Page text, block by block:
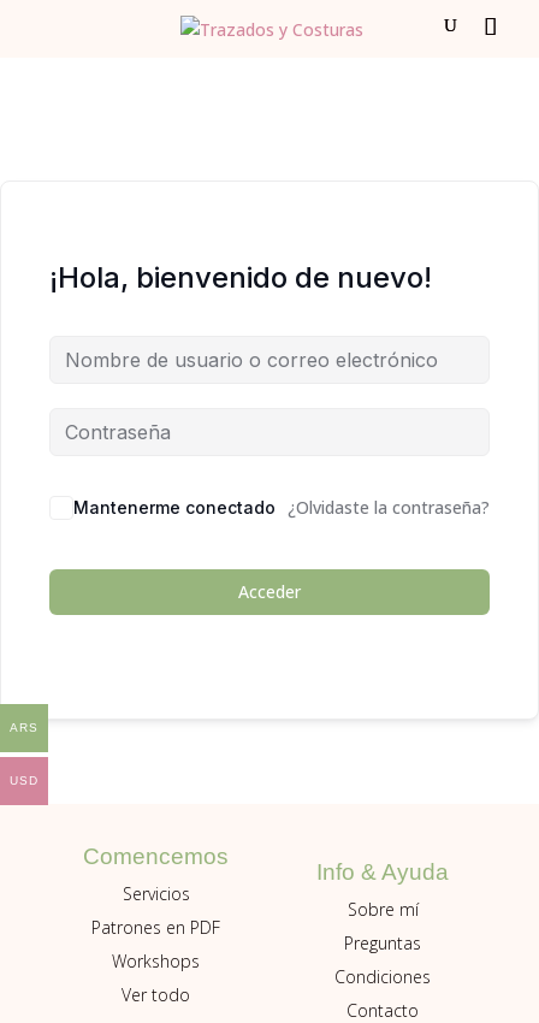
¡Hola, bienvenido de nuevo!
Mantenerme conectado ¿Olvidaste la contraseña?
Acceder
Comencemos
Servicios
Patrones en PDF
Workshops
Ver todo
Info & Ayuda
Sobre mí
Preguntas
Condiciones
Contacto
ARS
USD